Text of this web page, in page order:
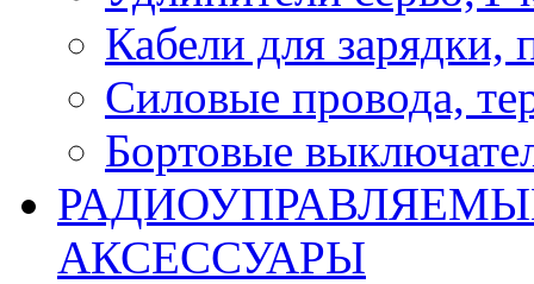
Кабели для зарядки,
Силовые провода,
Бортовые
АКСЕССУАРЫ